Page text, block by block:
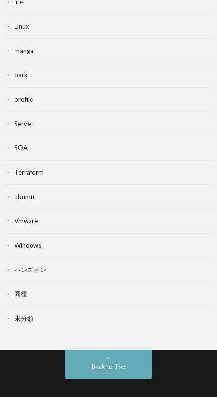
life
Linux
manga
park
profile
Server
SOA
Terraform
ubuntu
Vmware
Windows
ハンズオン
同棲
未分類
Back to Top